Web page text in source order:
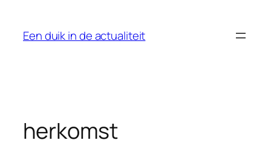
Een duik in de actualiteit
herkomst